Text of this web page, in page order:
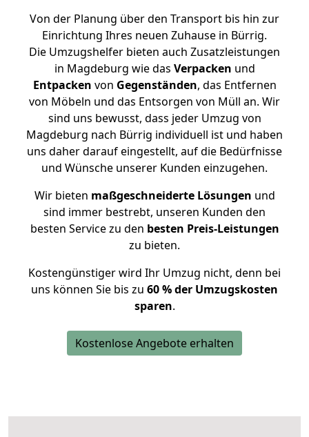
Von der Planung über den Transport bis hin zur
Einrichtung Ihres neuen Zuhause in Bürrig.
Die Umzugshelfer bieten auch Zusatzleistungen
in Magdeburg wie das Verpacken und
Entpacken von Gegenständen, das Entfernen
von Möbeln und das Entsorgen von Müll an. Wir
sind uns bewusst, dass jeder Umzug von
Magdeburg nach Bürrig individuell ist und haben
uns daher darauf eingestellt, auf die Bedürfnisse
und Wünsche unserer Kunden einzugehen.
Wir bieten maßgeschneiderte Lösungen und
sind immer bestrebt, unseren Kunden den
besten Service zu den besten Preis-Leistungen
zu bieten.
Kostengünstiger wird Ihr Umzug nicht, denn bei
uns können Sie bis zu 60 % der Umzugskosten
sparen.
Kostenlose Angebote erhalten